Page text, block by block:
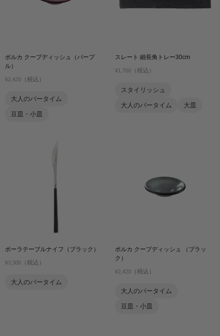
ポルカ クープディッシュ（パープ
ル）
¥2,420 （税込）
大人のバータイム
豆皿・小皿
スレート 細長角トレー30cm
¥1,760 （税込）
スタイリッシュ
大人のバータイム 大皿
ポーラテーブルナイフ（ブラック）
¥3,300 （税込）
大人のバータイム
ポルカ クープディッシュ （ブラッ
ク）
¥2,420 （税込）
大人のバータイム
豆皿・小皿